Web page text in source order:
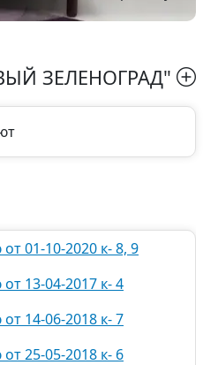
ЗЕЛЕНОГРАД"
01-10-2020 к- 8, 9
13-04-2017 к- 4
14-06-2018 к- 7
25-05-2018 к- 6